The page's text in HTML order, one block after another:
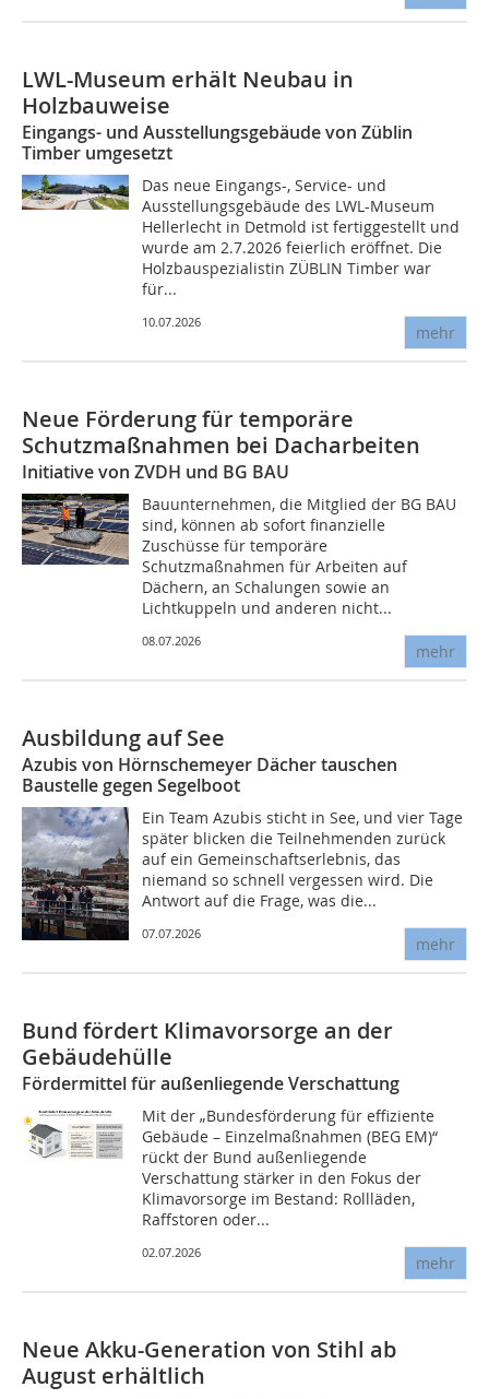
LWL-Museum erhält Neubau in
Holzbauweise
Eingangs- und Ausstellungsgebäude von Züblin
Timber umgesetzt
Das neue Eingangs-, Service- und
Ausstellungsgebäude des LWL-Museum
Hellerlecht in Detmold ist fertiggestellt und
wurde am 2.7.2026 feierlich eröffnet. Die
Holzbauspezialistin ZÜBLIN Timber war
für...
10.07.2026
mehr
Neue Förderung für temporäre
Schutzmaßnahmen bei Dacharbeiten
Initiative von ZVDH und BG BAU
Bauunternehmen, die Mitglied der BG BAU
sind, können ab sofort finanzielle
Zuschüsse für temporäre
Schutzmaßnahmen für Arbeiten auf
Dächern, an Schalungen sowie an
Lichtkuppeln und anderen nicht...
08.07.2026
mehr
Ausbildung auf See
Azubis von Hörnschemeyer Dächer tauschen
Baustelle gegen Segelboot
Ein Team Azubis sticht in See, und vier Tage
später blicken die Teilnehmenden zurück
auf ein Gemeinschaftserlebnis, das
niemand so schnell vergessen wird. Die
Antwort auf die Frage, was die...
07.07.2026
mehr
Bund fördert Klimavorsorge an der
Gebäudehülle
Fördermittel für außenliegende Verschattung
Mit der „Bundesförderung für effiziente
Gebäude – Einzelmaßnahmen (BEG EM)“
rückt der Bund außenliegende
Verschattung stärker in den Fokus der
Klimavorsorge im Bestand: Rollläden,
Raffstoren oder...
02.07.2026
mehr
Neue Akku-Generation von Stihl ab
August erhältlich